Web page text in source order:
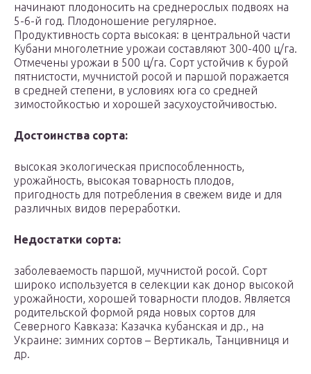
начинают плодоносить на среднерослых подвоях на
5-6-й год. Плодоношение регулярное.
Продуктивность сорта высокая: в центральной части
Кубани многолетние урожаи составляют 300-400 ц/га.
Отмечены урожаи в 500 ц/га. Сорт устойчив к бурой
пятнистости, мучнистой росой и паршой поражается
в средней степени, в условиях юга со средней
зимостойкостью и хорошей засухоустойчивостью.
Достоинства сорта:
высокая экологическая приспособленность,
урожайность, высокая товарность плодов,
пригодность для потребления в свежем виде и для
различных видов переработки.
Недостатки сорта:
заболеваемость паршой, мучнистой росой. Сорт
широко используется в селекции как донор высокой
урожайности, хорошей товарности плодов. Является
родительской формой ряда новых сортов для
Северного Кавказа: Казачка кубанская и др., на
Украине: зимних сортов – Вертикаль, Танцивниця и
др.